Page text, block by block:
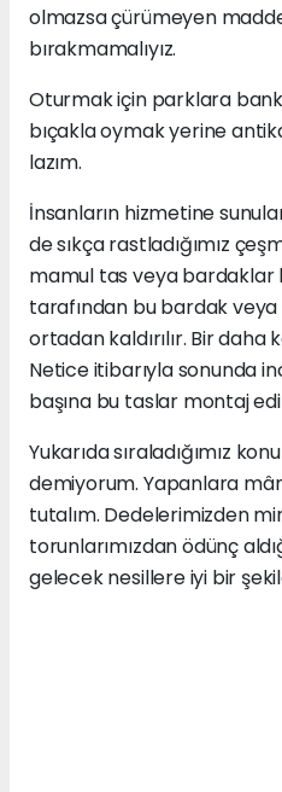
olmazsa çürümeyen
bırakmamalıyız.
Oturmak için parklara
bıçakla oymak yerine
lazım.
İnsanların hizmetine
de sıkça rastladığımız
mamul tas veya bardaklar
tarafından bu bardak
ortadan kaldırılır. Bir daha
Netice itibarıyla sonunda
başına bu taslar montaj
Yukarıda sıraladığımız
demiyorum. Yapanlara
tutalım. Dedelerimizden
torunlarımızdan ödünç
gelecek nesillere iyi bir